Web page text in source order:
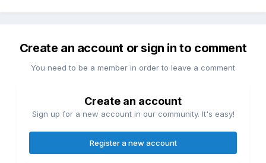
Create an account or sign in to comment
You need to be a member in order to leave a comment
Create an account
Sign up for a new account in our community. It's easy!
Register a new account